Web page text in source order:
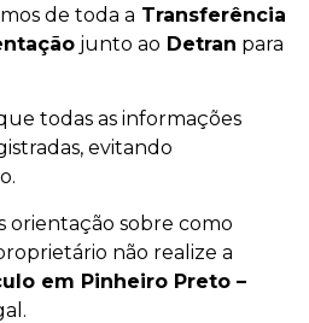
de toda a Transferência
junto ao Detran para
todas as informações
evitando
orientação sobre como
não realize a
em Pinheiro Preto –